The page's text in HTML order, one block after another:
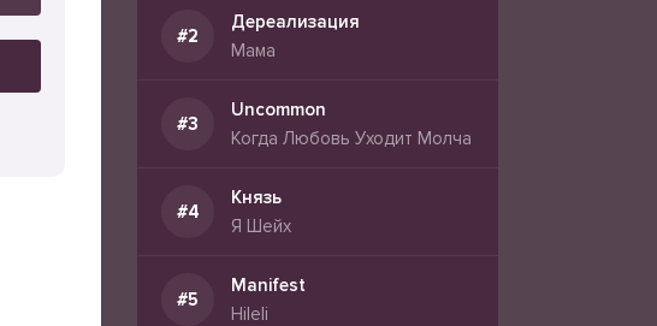
Дереализация
Мама
Uncommon
Когда Любовь Уходит Молча
Князь
Я Шейх
Manifest
Hileli